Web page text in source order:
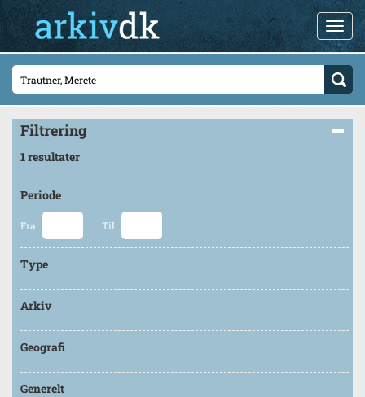
Filtrering
1 resultater
Periode
Fra Til
Type
Arkiv
Geografi
Generelt